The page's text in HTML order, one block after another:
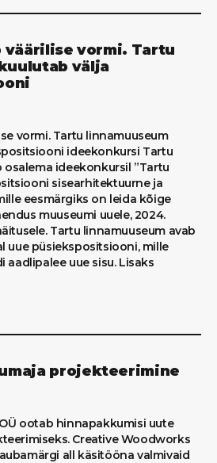
väärilise vormi. Tartu
välja
vormi. Tartu linnamuuseum
ideekonkursi Tartu
ideekonkursil ”Tartu
sisearhitektuurne ja
eesmärgiks on leida kõige
muuseumi uuele, 2024.
Tartu linnamuuseum avab
uue püsiekspositsiooni, mille
aadlipalee uue sisu. Lisaks
projekteerimine
ootab hinnapakkumisi uute
Creative Woodworks
all käsitööna valmivaid